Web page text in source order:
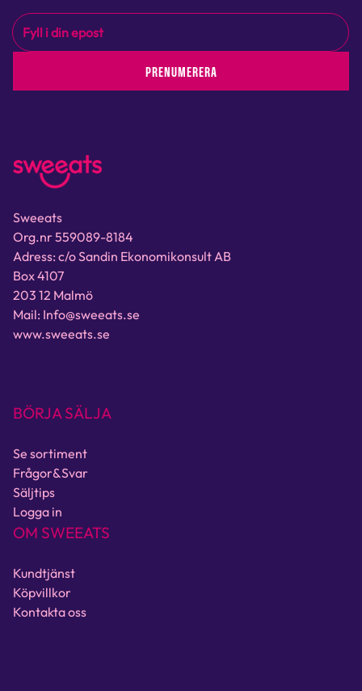
PRENUMERERA
Sweeats
Org.nr 559089-8184
Adress: c/o Sandin Ekonomikonsult AB
Box 4107
203 12 Malmö
Mail: Info@sweeats.se
www.sweeats.se
BÖRJA SÄLJA
Se sortiment
Frågor&Svar
Säljtips
Logga in
OM SWEEATS
Kundtjänst
Köpvillkor
Kontakta oss